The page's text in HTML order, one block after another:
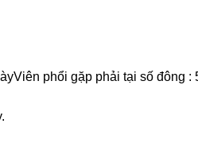
phổi gặp phải tại số đông :